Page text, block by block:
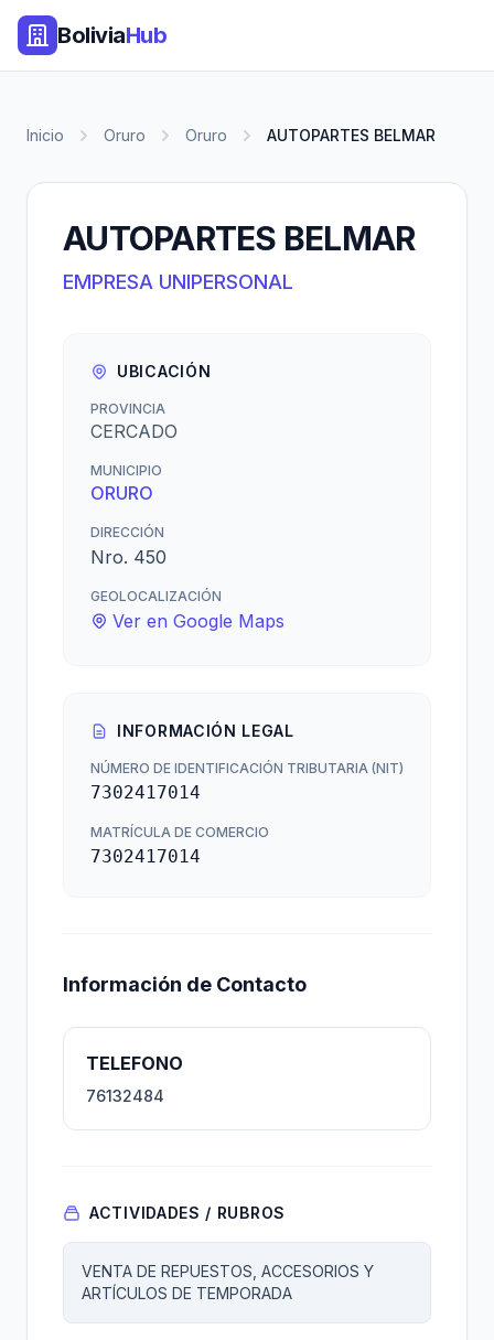
BoliviaHub
Inicio Oruro Oruro AUTOPARTES BELMAR
AUTOPARTES BELMAR
EMPRESA UNIPERSONAL
UBICACIÓN
PROVINCIA
CERCADO
MUNICIPIO
ORURO
DIRECCIÓN
Nro. 450
GEOLOCALIZACIÓN
Ver en Google Maps
INFORMACIÓN LEGAL
NÚMERO DE IDENTIFICACIÓN TRIBUTARIA (NIT)
7302417014
MATRÍCULA DE COMERCIO
7302417014
Información de Contacto
TELEFONO
76132484
ACTIVIDADES / RUBROS
VENTA DE REPUESTOS, ACCESORIOS Y
ARTÍCULOS DE TEMPORADA